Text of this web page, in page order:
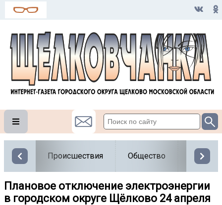
Происшествия Общество Власть
Плановое отключение электроэнергии
в городском округе Щёлково 24 апреля